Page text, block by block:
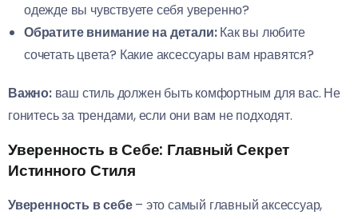
одежде вы чувствуете себя уверенно?
Обратите внимание на детали:Как вы любите
сочетать цвета? Какие аксессуары вам нравятся?
Важно:ваш стиль должен быть комфортным для вас. Не
гонитесь за трендами, если они вам не подходят.
Уверенность в Себе: Главный Секрет
Истинного Стиля
Уверенность в себе– это самый главный аксессуар,